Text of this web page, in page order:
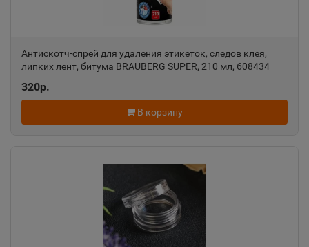
Антискотч-спрей для удаления этикеток, следов клея,
липких лент, битума BRAUBERG SUPER, 210 мл, 608434
320р.
В корзину